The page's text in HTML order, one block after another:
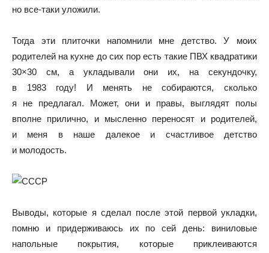
но все-таки уложили.
Тогда эти плиточки напомнили мне детство. У моих
родителей на кухне до сих пор есть такие ПВХ квадратики
30×30 см, а укладывали они их, на секундочку,
в 1983 году! И менять не собираются, сколько
я не предлагал. Может, они и правы, выглядят полы
вполне прилично, и мысленно переносят и родителей,
и меня в наше далекое и счастливое детство
и молодость.
Выводы, которые я сделал после этой первой укладки,
помню и придерживаюсь их по сей день: виниловые
напольные покрытия, которые приклеиваются